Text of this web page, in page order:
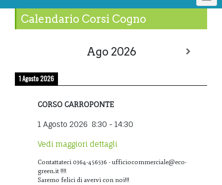
Calendario Corsi Cogno
Ago 2026
1 Agosto 2026
CORSO CARROPONTE
1 Agosto 2026 8:30 - 14:30
Vedi maggiori dettagli
Contattateci 0364-456536 - ufficiocommerciale@eco-
green.it !!!!
Saremo felici di avervi con noi!!!